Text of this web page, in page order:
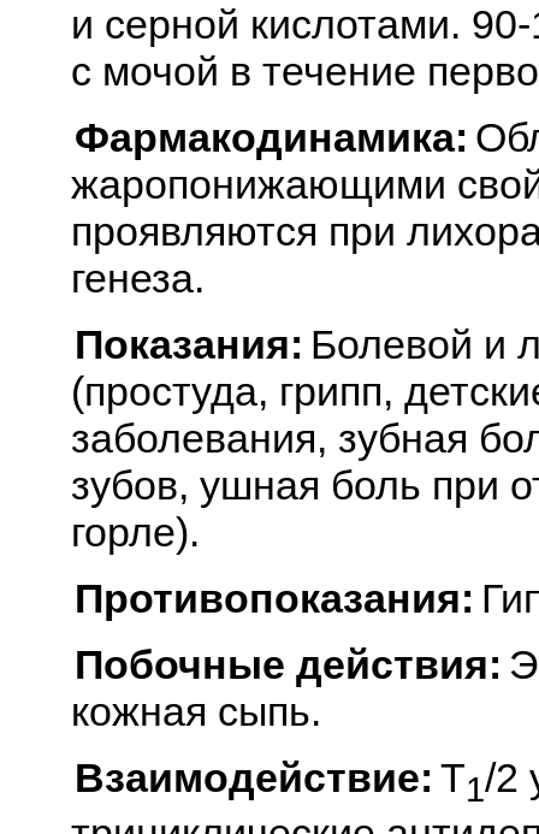
и серной кислотами.
с мочой в течение
Фармакодинамика:
жаропонижающими
проявляются при
генеза.
Показания: Болевой и
(простуда, грипп,
заболевания, зубная
зубов, ушная боль при
горле).
Противопоказания:
Побочные действия:
кожная сыпь.
Взаимодействие: T1/2